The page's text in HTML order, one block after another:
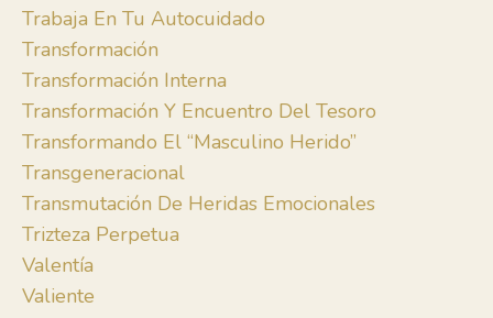
Trabaja En Tu Autocuidado
Transformación
Transformación Interna
Transformación Y Encuentro Del Tesoro
Transformando El “masculino Herido”
Transgeneracional
Transmutación De Heridas Emocionales
Trizteza Perpetua
Valentía
Valiente